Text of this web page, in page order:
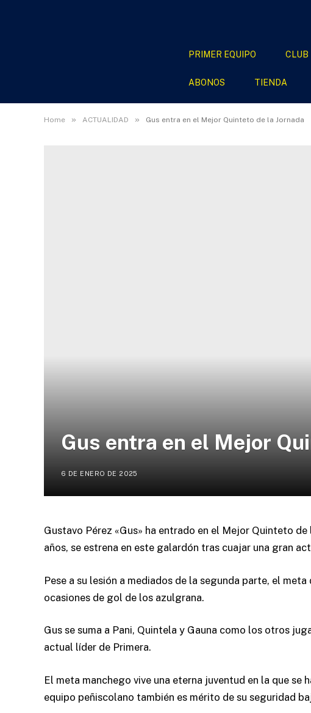
PRIMER EQUIPO CLUB
ABONOS TIENDA
Home » ACTUALIDAD » Gus entra en el Mejor Quinteto de la Jornada
Gus entra en el Mejor
6 DE ENERO DE 2025
Gustavo Pérez «Gus» ha entrado en el Mejor Quinteto
años, se estrena en este galardón tras cuajar una gran
Pese a su lesión a mediados de la segunda parte, el
ocasiones de gol de los azulgrana.
Gus se suma a Pani, Quintela y Gauna como los otros
actual líder de Primera.
El meta manchego vive una eterna juventud en la que
equipo peñiscolano también es mérito de su seguridad